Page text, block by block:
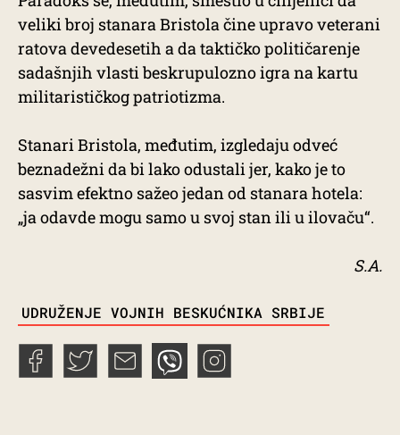
veliki broj stanara Bristola čine upravo veterani
ratova devedesetih a da taktičko političarenje
sadašnjih vlasti beskrupulozno igra na kartu
militarističkog patriotizma.
Stanari Bristola, međutim, izgledaju odveć
beznadežni da bi lako odustali jer, kako je to
sasvim efektno sažeo jedan od stanara hotela:
„ja odavde mogu samo u svoj stan ili u ilovaču“.
S.A.
UDRUŽENJE VOJNIH BESKUĆNIKA SRBIJE